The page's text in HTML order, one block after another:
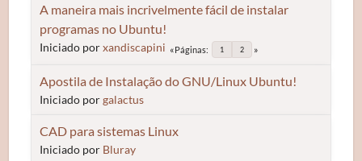
A maneira mais incrivelmente fácil de instalar
programas no Ubuntu!
Iniciado porxandiscapini Páginas 1 2
Apostila de Instalação do GNU/Linux Ubuntu!
Iniciado porgalactus
CAD para sistemas Linux
Iniciado por Bluray